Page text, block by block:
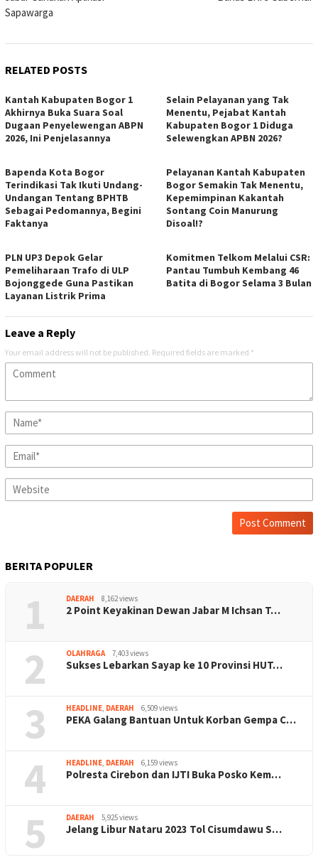
Sapawarga
RELATED POSTS
Kantah Kabupaten Bogor 1
Akhirnya Buka Suara Soal
Dugaan Penyelewengan ABPN
2026, Ini Penjelasannya
Selain Pelayanan yang Tak
Menentu, Pejabat Kantah
Kabupaten Bogor 1 Diduga
Selewengkan APBN 2026?
Bapenda Kota Bogor
Terindikasi Tak Ikuti Undang-
Undangan Tentang BPHTB
Sebagai Pedomannya, Begini
Faktanya
Pelayanan Kantah Kabupaten
Bogor Semakin Tak Menentu,
Kepemimpinan Kakantah
Sontang Coin Manurung
Disoal!?
PLN UP3 Depok Gelar
Pemeliharaan Trafo di ULP
Bojonggede Guna Pastikan
Layanan Listrik Prima
Komitmen Telkom Melalui CSR:
Pantau Tumbuh Kembang 46
Batita di Bogor Selama 3 Bulan
Leave a Reply
Your email address will not be published. Required fields are marked *
BERITA POPULER
1 DAERAH 8,162 views
2 Point Keyakinan Dewan Jabar M Ichsan T…
2 OLAHRAGA 7,403 views
Sukses Lebarkan Sayap ke 10 Provinsi HUT…
3 HEADLINE, DAERAH 6,509 views
PEKA Galang Bantuan Untuk Korban Gempa C…
4 HEADLINE, DAERAH 6,159 views
Polresta Cirebon dan IJTI Buka Posko Kem…
5 DAERAH 5,925 views
Jelang Libur Nataru 2023 Tol Cisumdawu S…